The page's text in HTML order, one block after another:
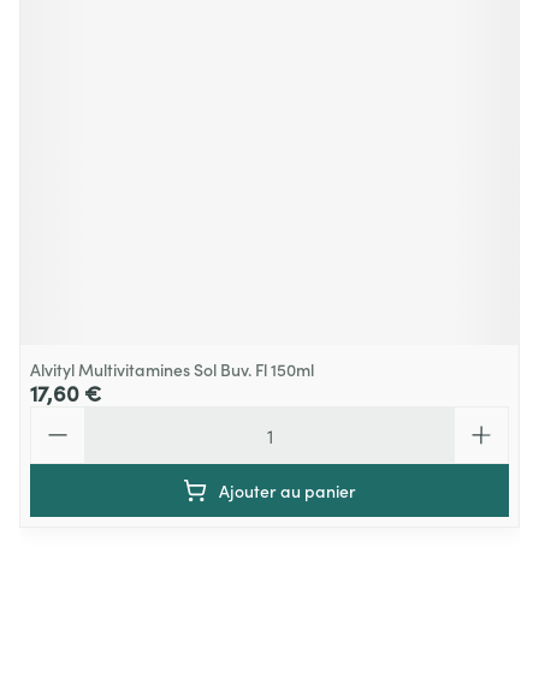
Alvityl Multivitamines Sol Buv. Fl 150ml
17,60 €
Ajouter au panier